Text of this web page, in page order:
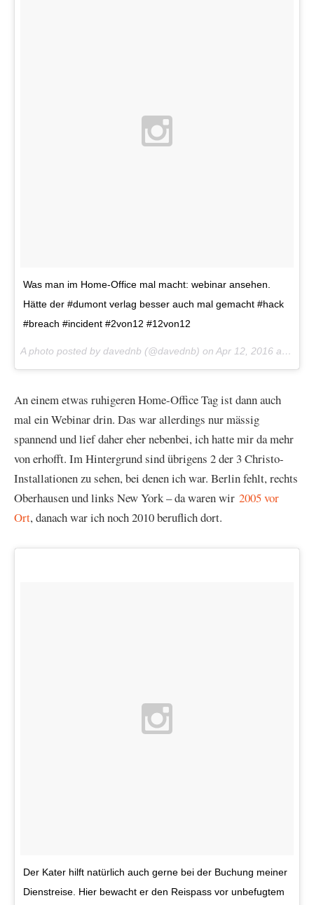
Was man im Home-Office mal macht: webinar ansehen.
Hätte der #dumont verlag besser auch mal gemacht #hack
#breach #incident #2von12 #12von12
A photo posted by davednb (@davednb) on Apr 12, 2016 at 1:29am PDT
An einem etwas ruhigeren Home-Office Tag ist dann auch
mal ein Webinar drin. Das war allerdings nur mässig
spannend und lief daher eher nebenbei, ich hatte mir da mehr
von erhofft. Im Hintergrund sind übrigens 2 der 3 Christo-
Installationen zu sehen, bei denen ich war. Berlin fehlt, rechts
Oberhausen und links New York – da waren wir 2005 vor
Ort, danach war ich noch 2010 beruflich dort.
Der Kater hilft natürlich auch gerne bei der Buchung meiner
Dienstreise. Hier bewacht er den Reispass vor unbefugtem